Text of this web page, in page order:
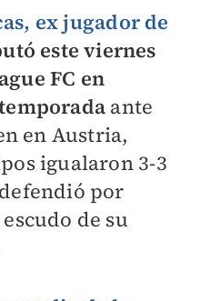
ex jugador de
este viernes
FC en
ante
en Austria,
igualaron 3-3
por
de su